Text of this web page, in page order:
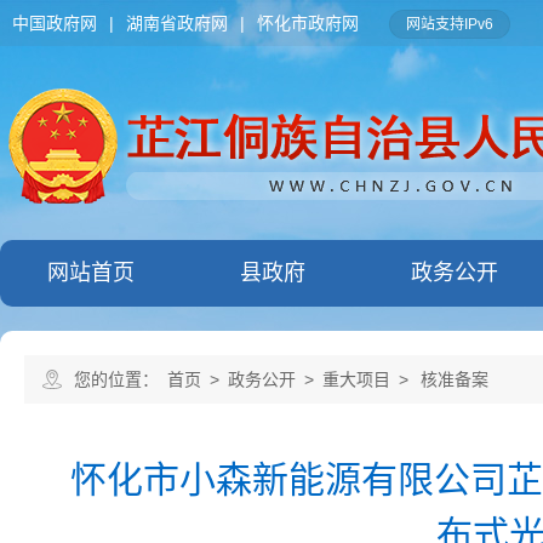
中国政府网 | 湖南省政府网 | 怀化市政府网 网站支持IPv6
网站首页 县政府 政务公开
您的位置： 首页 > 政务公开 > 重大项目 > 核准备案
怀化市小森新能源有限公司
布式